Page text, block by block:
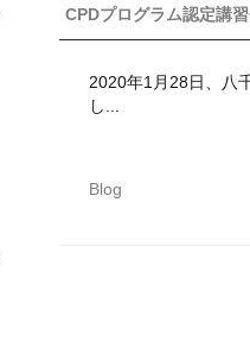
CPDプログラム認定講
2020年1月28日、八
し...
Blog